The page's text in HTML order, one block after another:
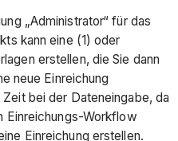
„Administrator“ für das
kann eine (1) oder
erstellen, die Sie dann
neue Einreichung
bei der Dateneingabe, da
Einreichungs-Workflow
Einreichung erstellen.